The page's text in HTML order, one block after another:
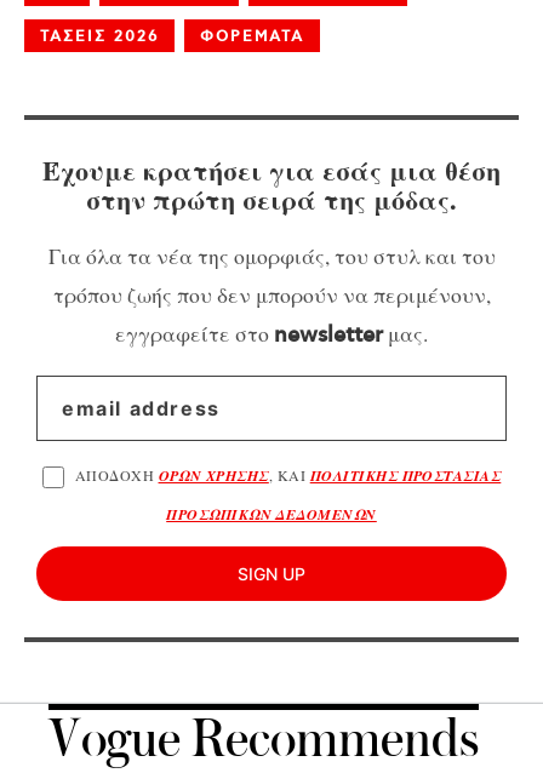
ΤΑΣΕΙΣ 2026 ΦΟΡΕΜΑΤΑ
Έχουμε κρατήσει για εσάς μια θέση
στην πρώτη σειρά της μόδας.
Για όλα τα νέα της ομορφιάς, του στυλ και του
τρόπου ζωής που δεν μπορούν να περιμένουν,
εγγραφείτε στο newsletterμας.
ΑΠΟΔΟΧΗ ΟΡΩΝ ΧΡΗΣΗΣ, ΚΑΙ ΠΟΛΙΤΙΚΗΣ ΠΡΟΣΤΑΣΙΑΣ
ΠΡΟΣΩΠΙΚΩΝ ΔΕΔΟΜΕΝΩΝ
SIGN UP
Vogue Recommends